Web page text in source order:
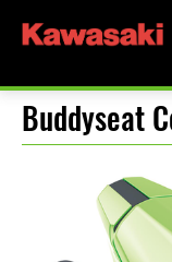
Buddyseat